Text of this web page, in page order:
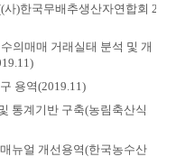
)한국무배추생산자연합회 2
의매매 거래실태 분석 및 개
용역(2019.11)
통계기반 구축(농림축산식
뉴얼 개선용역(한국농수산